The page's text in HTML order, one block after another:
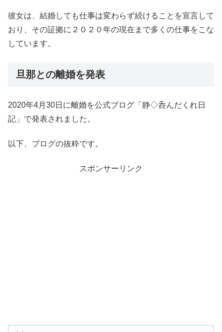
彼女は、結婚しても仕事は変わらず続けることを宣言して
おり、その証拠に２０２０年の現在まで多くの仕事をこな
しています。
旦那との離婚を発表
2020年4月30日に離婚を公式ブログ「静◇呑んだくれ日
記」で発表されました。
以下、ブログの抜粋です。
スポンサーリンク